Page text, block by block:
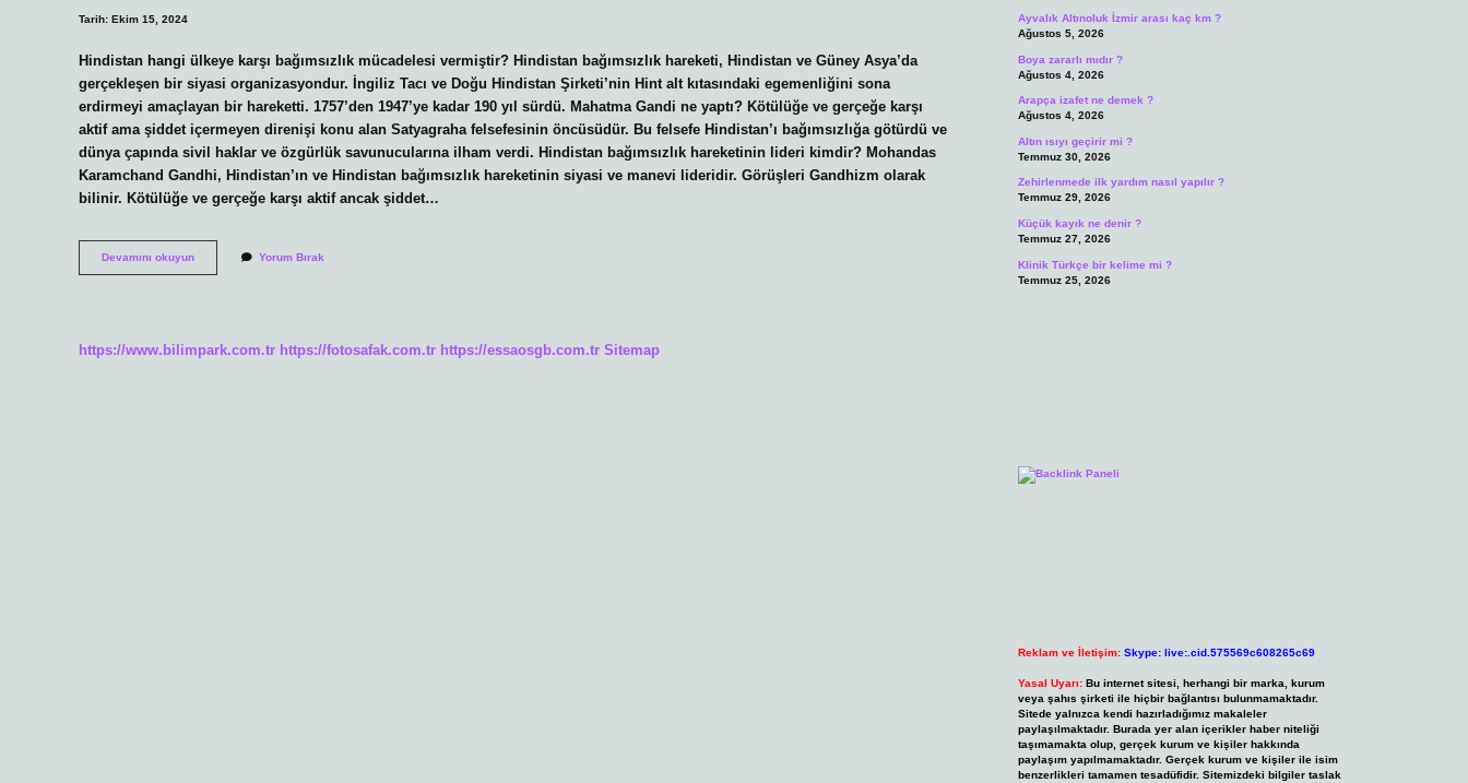
Tarih: Ekim 15, 2024
Hindistan hangi ülkeye karşı bağımsızlık mücadelesi vermiştir? Hindistan bağımsızlık hareketi, Hindistan ve Güney Asya’da
gerçekleşen bir siyasi organizasyondur. İngiliz Tacı ve Doğu Hindistan Şirketi’nin Hint alt kıtasındaki egemenliğini sona
erdirmeyi amaçlayan bir hareketti. 1757’den 1947’ye kadar 190 yıl sürdü. Mahatma Gandi ne yaptı? Kötülüğe ve gerçeğe karşı
aktif ama şiddet içermeyen direnişi konu alan Satyagraha felsefesinin öncüsüdür. Bu felsefe Hindistan’ı bağımsızlığa götürdü ve
dünya çapında sivil haklar ve özgürlük savunucularına ilham verdi. Hindistan bağımsızlık hareketinin lideri kimdir? Mohandas
Karamchand Gandhi, Hindistan’ın ve Hindistan bağımsızlık hareketinin siyasi ve manevi lideridir. Görüşleri Gandhizm olarak
bilinir. Kötülüğe ve gerçeğe karşı aktif ancak şiddet…
Devamını okuyunMahatma
Gandi
Mücadele
Yorum Bırak
https://www.bilimpark.com.tr https://fotosafak.com.tr https://essaosgb.com.tr Sitemap
Ayvalık Altınoluk İzmir arası kaç km ?
Ağustos 5, 2026
Boya zararlı mıdır ?
Ağustos 4, 2026
Arapça izafet ne demek ?
Ağustos 4, 2026
Altın ısıyı geçirir mi ?
Temmuz 30, 2026
Zehirlenmede ilk yardım nasıl yapılır ?
Temmuz 29, 2026
Küçük kayık ne denir ?
Temmuz 27, 2026
Klinik Türkçe bir kelime mi ?
Temmuz 25, 2026
Reklam ve İletişim: Skype: live:.cid.575569c608265c69
Yasal Uyarı: Bu internet sitesi, herhangi bir marka, kurum
veya şahıs şirketi ile hiçbir bağlantısı bulunmamaktadır.
Sitede yalnızca kendi hazırladığımız makaleler
paylaşılmaktadır. Burada yer alan içerikler haber niteliği
taşımamakta olup, gerçek kurum ve kişiler hakkında
paylaşım yapılmamaktadır. Gerçek kurum ve kişiler ile isim
benzerlikleri tamamen tesadüfidir. Sitemizdeki bilgiler taslak